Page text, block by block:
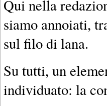
Qui nella
siamo annoiati,
sul filo di lana.
Su tutti, un
individuato: la